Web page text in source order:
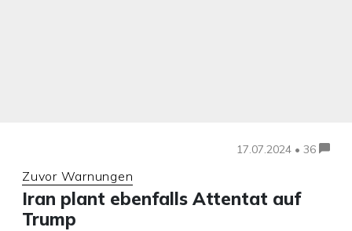
17.07.2024 • 36
Zuvor Warnungen
Iran plant ebenfalls Attentat auf
Trump